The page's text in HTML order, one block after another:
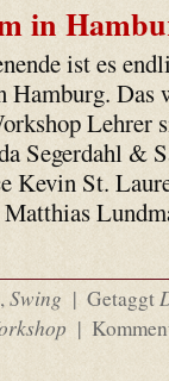
in
ist es
Hamburg. Das
Lehrer
Segerdahl &
St.
,Swing | Getaggt
|